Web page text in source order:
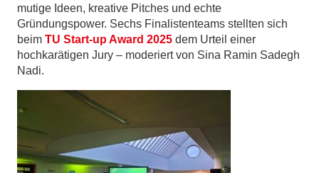
mutige Ideen, kreative Pitches und echte
Gründungspower. Sechs Finalistenteams stellten sich
beim TU Start-up Award 2025 dem Urteil einer
hochkarätigen Jury – moderiert von Sina Ramin Sadegh
Nadi.